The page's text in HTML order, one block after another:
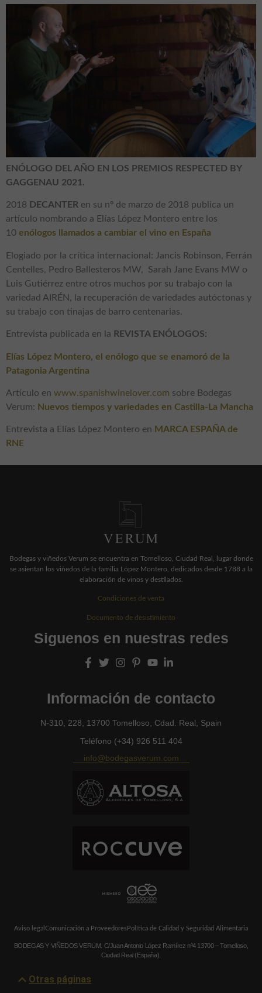
ENÓLOGO DEL AÑO EN LOS PREMIOS RESPECTED BY
GAGGENAU 2021.
2018 DECANTER en su nº de marzo de 2018 publica un
artículo nombrando a Elías López Montero entre los
10 enólogos llamados a cambiar el vino en España
Elogiado por la crítica internacional: Jancis Robinson, Ferrán
Centelles, Pedro Ballesteros MW, Sarah Jane Evans MW o
Luis Gutiérrez entre otros muchos por su trabajo con la
variedad AIRÉN, la recuperación de variedades autóctonas y
su trabajo con tinajas de barro centenarias.
Entrevista publicada en la REVISTA ENÓLOGOS:
Elías López Montero, el enólogo que se enamoró de la
Patagonia Argentina
Artículo en www.spanishwinelover.com sobre Bodegas
Verum: Nuevos tiempos y variedades en Castilla-La Mancha
Entrevista a Elías López Montero en MARCA ESPAÑA de
RNE
Bodegas y viñedos Verum se encuentra en Tomelloso, Ciudad Real, lugar donde
se asientan los viñedos de la familia López Montero, dedicados desde 1788 a la
elaboración de vinos y destilados.
Condiciones de venta
Documento de desistimiento
Siguenos en nuestras redes
Información de contacto
N-310, 228, 13700 Tomelloso, Cdad. Real, Spain
Teléfono (+34) 926 511 404
info@bodegasverum.com
Aviso legal Comunicación a Proveedores Política de Calidad y Seguridad Alimentaria
BODEGAS Y VIÑEDOS VERUM. C/Juan Antonio López Ramírez nº4 13700 – Tomelloso,
Ciudad Real (España).
Otras páginas